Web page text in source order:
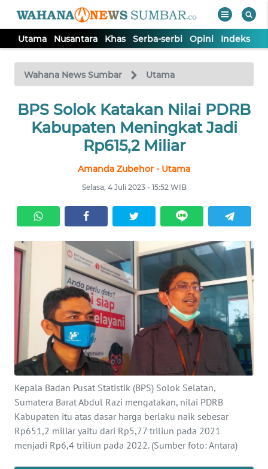
Utama Nusantara Khas Serba-serbi Opini Indeks
Wahana News Sumbar Utama
BPS Solok Katakan Nilai PDRB
Kabupaten Meningkat Jadi
Rp615,2 Miliar
Amanda Zubehor - Utama
Selasa, 4 Juli 2023 - 15:52 WIB
Kepala Badan Pusat Statistik (BPS) Solok Selatan,
Sumatera Barat Abdul Razi mengatakan, nilai PDRB
Kabupaten itu atas dasar harga berlaku naik sebesar
Rp651,2 miliar yaitu dari Rp5,77 triliun pada 2021
menjadi Rp6,4 triliun pada 2022. (Sumber foto: Antara)
TV
Tutup
UTAMA
SERBA-
SERBI
OPINI
Informasi
INDEKS
BERITA
KONTAK
KAMI
INFO
IKLAN
TENTANG